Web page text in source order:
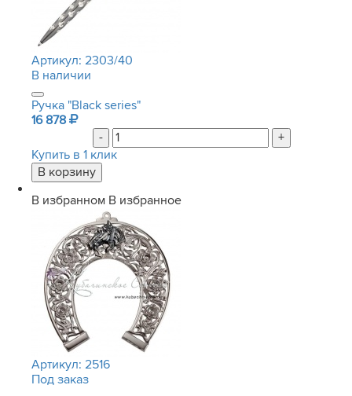
Артикул: 2303/40
В наличии
Ручка "Black series"
16 878
-
+
Купить в 1 клик
В избранном В избранное
Артикул: 2516
Под заказ